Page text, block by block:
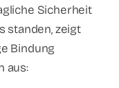
Sicherheit
standen, zeigt
Bindung
aus: